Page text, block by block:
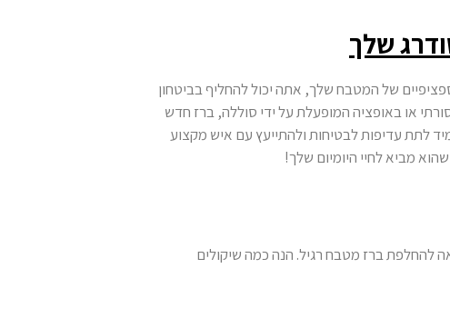
שלך
של המטבח שלך, אתה יכול להחליף בביטחון
או באופציה המופעלת על ידי סוללה, ברז חדש
לתת עדיפות לבטיחות ולהתייעץ עם איש מקצוע
מביא לחיי היומיום שלך!
להחלפת ברז מטבח רגיל. הנה כמה שיקולים